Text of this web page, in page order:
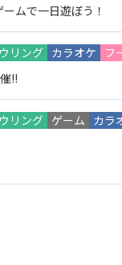
ムで一日遊ぼう！
リング カラオケ
フ
!!
リング ゲーム カラ